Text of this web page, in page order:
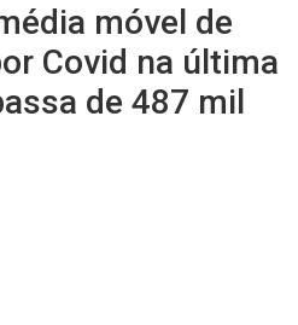
móvel de
Covid na última
de 487 mil